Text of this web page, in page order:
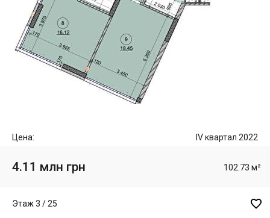
Цена: IV квартал 2022
4.11 млн грн 102.73 м²
Этаж 3 / 25 